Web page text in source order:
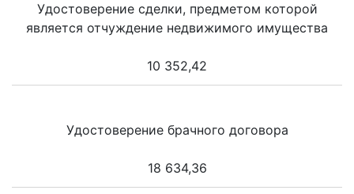
Удостоверение сделки, предметом которой
является отчуждение недвижимого имущества
10 352,42
Удостоверение брачного договора
18 634,36